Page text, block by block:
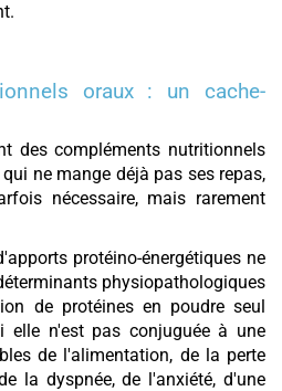
oraux : un cache-
des compléments nutritionnels
ne mange déjà pas ses repas,
nécessaire, mais rarement
protéino-énergétiques ne
physiopathologiques
de protéines en poudre seul
elle n'est pas conjuguée à une
de l'alimentation, de la perte
la dyspnée, de l'anxiété, d'une